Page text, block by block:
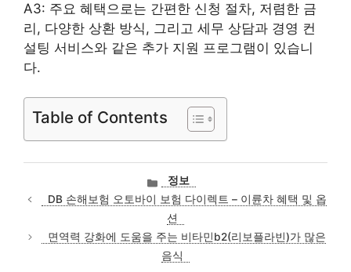
A3: 주요 혜택으로는 간편한 신청 절차, 저렴한 금
리, 다양한 상환 방식, 그리고 세무 상담과 경영 컨
설팅 서비스와 같은 추가 지원 프로그램이 있습니
다.
Table of Contents
카
테
고
리
정보
DB 손해보험 오토바이 보험 다이렉트 – 이륜차 혜택 및 옵
션
면역력 강화에 도움을 주는 비타민b2(리보플라빈)가 많은
음식